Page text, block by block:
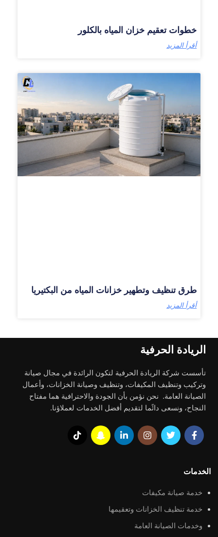
خطوات تعقيم خزان المياه بالكلور
أقرأ المزيد
طرق تنظيف وتطهير خزانات المياه من البكتيريا
أقرأ المزيد
الريادة الحرفية
تأسست شركة الريادة الحرفية لتكون الرائدة في مجال صيانة
وتركيب وتنظيف المكيفات، وتنظيف وصيانة الخزانات، وأعمال
الصيانة العامة. نحن نؤمن بأن الجودة والاحترافية هما مفتاح
النجاح، ونسعى دائًما لتقديم أفضل الخدمات لعملاؤنا.
الخدمات
خدمة صيانة مكيفات
خدمة تنظيف الخزانات وتعقيمها
وخدمات الصيانة العامة